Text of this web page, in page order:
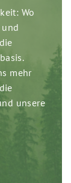
Wo
mehr
unsere